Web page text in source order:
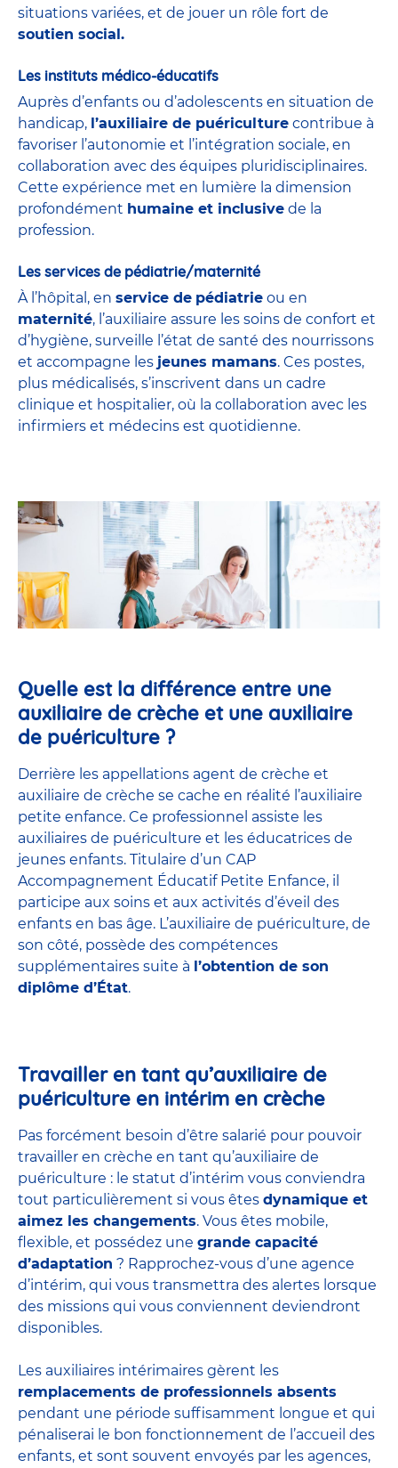
situations variées, et de jouer un rôle fort de
soutien social.
Les instituts médico-éducatifs
Auprès d’enfants ou d’adolescents en situation de
handicap, l’auxiliaire de puériculture contribue à
favoriser l’autonomie et l’intégration sociale, en
collaboration avec des équipes pluridisciplinaires.
Cette expérience met en lumière la dimension
profondément humaine et inclusive de la
profession.
Les services de pédiatrie/maternité
À l’hôpital, en service de pédiatrie ou en
maternité, l’auxiliaire assure les soins de confort et
d’hygiène, surveille l’état de santé des nourrissons
et accompagne les jeunes mamans. Ces postes,
plus médicalisés, s’inscrivent dans un cadre
clinique et hospitalier, où la collaboration avec les
infirmiers et médecins est quotidienne.
Quelle est la différence entre une
auxiliaire de crèche et une auxiliaire
de puériculture ?
Derrière les appellations agent de crèche et
auxiliaire de crèche se cache en réalité l’auxiliaire
petite enfance. Ce professionnel assiste les
auxiliaires de puériculture et les éducatrices de
jeunes enfants. Titulaire d’un CAP
Accompagnement Éducatif Petite Enfance, il
participe aux soins et aux activités d’éveil des
enfants en bas âge. L’auxiliaire de puériculture, de
son côté, possède des compétences
supplémentaires suite à l’obtention de son
diplôme d’État.
Travailler en tant qu’auxiliaire de
puériculture en intérim en crèche
Pas forcément besoin d’être salarié pour pouvoir
travailler en crèche en tant qu’auxiliaire de
puériculture : le statut d’intérim vous conviendra
tout particulièrement si vous êtes dynamique et
aimez les changements. Vous êtes mobile,
flexible, et possédez une grande capacité
d’adaptation ? Rapprochez-vous d’une agence
d’intérim, qui vous transmettra des alertes lorsque
des missions qui vous conviennent deviendront
disponibles.
Les auxiliaires intérimaires gèrent les
remplacements de professionnels absents
pendant une période suffisamment longue et qui
pénaliserai le bon fonctionnement de l’accueil des
enfants, et sont souvent envoyés par les agences,